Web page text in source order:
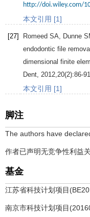
http://doi.wiley.com/
本文引用 [1]
[27] Romeed SA Dunne
endodontic file
dimensional finite
Dent 2012 20(2):86-91.
本文引用 [1]
脚注
The authors have
作者已声明无竞争性利益关
基金
江苏省科技计划项目
南京市科技计划项目